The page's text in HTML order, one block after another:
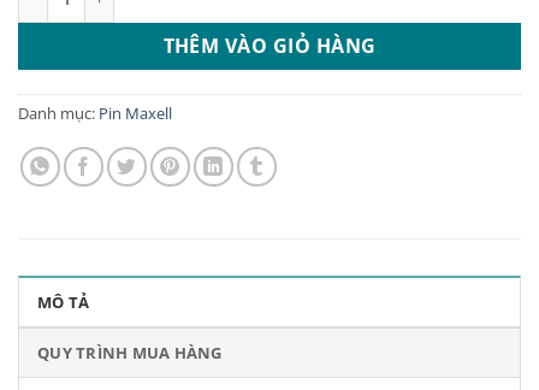
THÊM VÀO GIỎ HÀNG
Danh mục: Pin Maxell
MÔ TẢ
QUY TRÌNH MUA HÀNG